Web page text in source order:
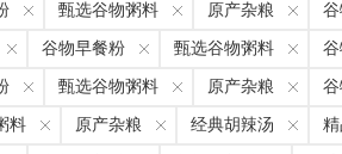
甄选谷物粥料 原产杂粮
谷物早餐粉 甄选谷物粥料
甄选谷物粥料 原产杂粮
料 原产杂粮 经典胡辣汤